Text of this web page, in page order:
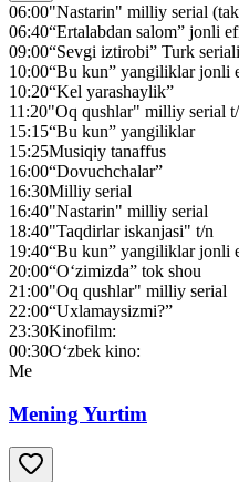
06:00"Nastarin" milliy serial
06:40“Ertalabdan salom” jonli
09:00“Sevgi iztirobi” Turk seriali
10:00“Bu kun” yangiliklar jonli
10:20“Kel yarashaylik”
11:20"Oq qushlar" milliy serial
15:15“Bu kun” yangiliklar
15:25Musiqiy tanaffus
16:00“Dovuchchalar”
16:30Мilliy serial
16:40"Nastarin" milliy serial
18:40"Taqdirlar iskanjasi" t/n
19:40“Bu kun” yangiliklar jonli
20:00“O‘zimizda” tok shou
21:00"Oq qushlar" milliy serial
22:00“Uxlamaysizmi?”
23:30Kinofilm:
00:30O‘zbek kino:
Me
Mening Yurtim